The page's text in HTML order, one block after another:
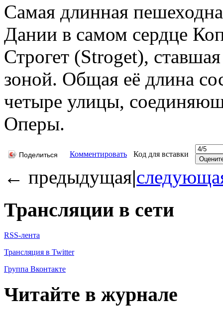
Самая длинная
Дании в самом сердце
Строгет (Stroget),
зоной. Общая её длина
четыре улицы,
Оперы.
Поделиться Комментировать Код для вставки
← предыдущая|
Трансляции в сети
RSS-лента
Трансляция в Twitter
Группа Вконтакте
Читайте в журнале